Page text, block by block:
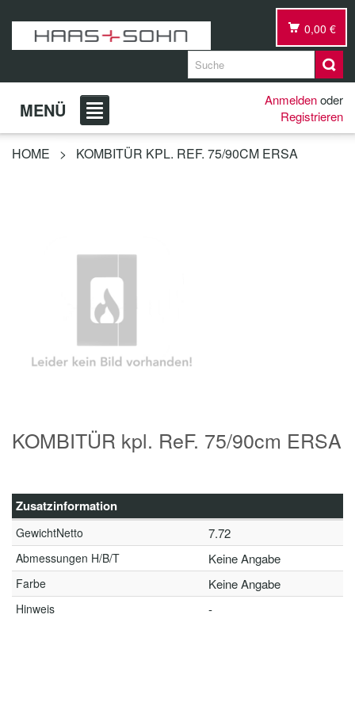
0,00 €
MENÜ Anmeldenoder
Registrieren
HOME > KOMBITÜR KPL. REF. 75/90CM ERSA
KOMBITÜR kpl. ReF. 75/90cm ERSA
Zusatzinformation
GewichtNetto 7.72
Abmessungen H/B/T Keine Angabe
Farbe Keine Angabe
Hinweis -